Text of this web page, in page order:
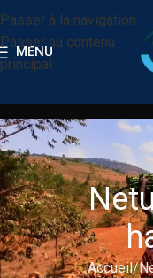
Passer à la navigation
Passer au contenu
principal
MENU
Accueil